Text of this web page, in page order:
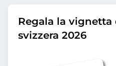
Regala la
svizzera 2026